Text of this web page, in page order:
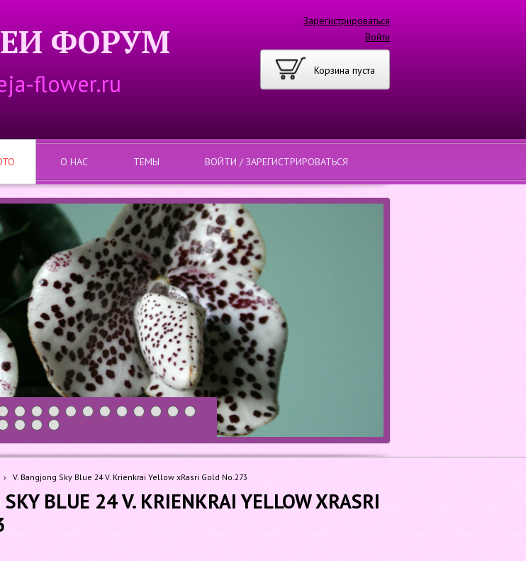
Корзина пуста
Зарегистрироваться
Войти
ФОРУМ
flower.ru
О НАС ТЕМЫ ВОЙТИ / ЗАРЕГИСТРИРОВАТЬСЯ
8 9 10 11 12 13 14 15 16 17 18
26 27 28
› V. Bangjong Sky Blue 24 V. Krienkrai Yellow xRasri Gold No.273
SKY BLUE 24 V. KRIENKRAI YELLOW XRASRI